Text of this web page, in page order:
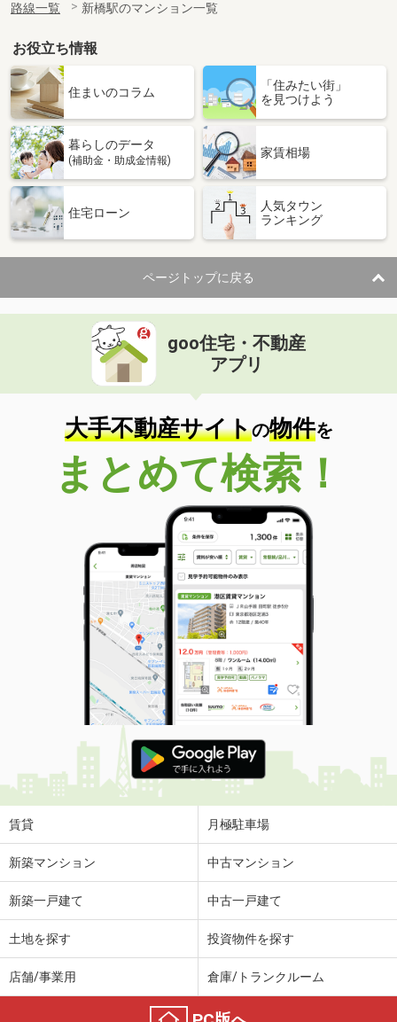
路線一覧
新橋駅のマンション一覧
お役立ち情報
住まいのコラム
「住みたい街」
を見つけよう
暮らしのデータ
(補助金・助成金情報)
家賃相場
住宅ローン
人気タウン
ランキング
ページトップに戻る
goo住宅・不動産
アプリ
大手不動産サイトの物件を
まとめて検索！
賃貸 月極駐車場
新築マンション 中古マンション
新築一戸建て 中古一戸建て
土地を探す 投資物件を探す
店舗/事業用 倉庫/トランクルーム